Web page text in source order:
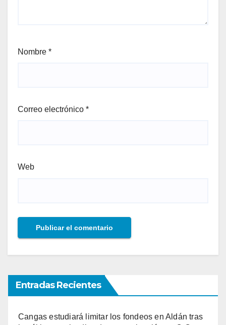
Nombre *
Correo electrónico *
Web
Entradas Recientes
Cangas estudiará limitar los fondeos en Aldán tras